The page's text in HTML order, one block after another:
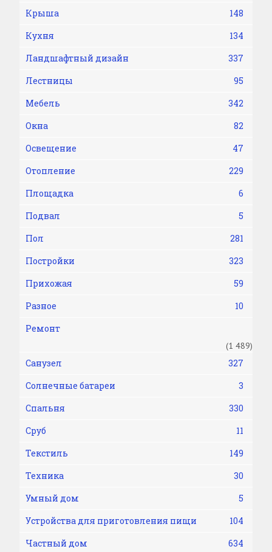
Крыша
148
Кухня
134
Ландшафтный дизайн
337
Лестницы
95
Мебель
342
Окна
82
Освещение
47
Отопление
229
Площадка
6
Подвал
5
Пол
281
Постройки
323
Прихожая
59
Разное
10
Ремонт
(1 489)
Санузел
327
Солнечные батареи
3
Спальня
330
Сруб
11
Текстиль
149
Техника
30
Умный дом
5
Устройства для приготовления пищи
104
Частный дом
634